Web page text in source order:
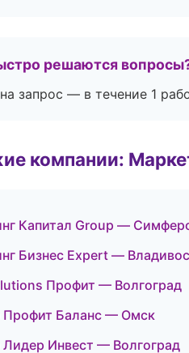
решаются
запрос — в течение 1
компании:
Капитал Group —
Бизнес Expert —
Профит — Волгоград
Профит Баланс — Омск
Лидер Инвест — Волгоград